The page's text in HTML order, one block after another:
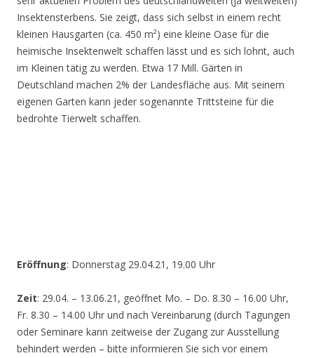
Insektensterbens. Sie zeigt, dass sich selbst in einem recht
kleinen Hausgarten (ca. 450 m²) eine kleine Oase für die
heimische Insektenwelt schaffen lässt und es sich lohnt, auch
im Kleinen tätig zu werden. Etwa 17 Mill. Gärten in
Deutschland machen 2% der Landesfläche aus. Mit seinem
eigenen Garten kann jeder sogenannte Trittsteine für die
bedrohte Tierwelt schaffen.
Eröffnung: Donnerstag 29.04.21, 19.00 Uhr
Zeit: 29.04. – 13.06.21, geöffnet Mo. – Do. 8.30 – 16.00 Uhr,
Fr. 8.30 – 14.00 Uhr und nach Vereinbarung (durch Tagungen
oder Seminare kann zeitweise der Zugang zur Ausstellung
behindert werden – bitte informieren Sie sich vor einem